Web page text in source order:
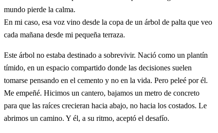
mundo pierde la calma.
En mi caso, esa voz vino desde la copa de un árbol de palta que veo
cada mañana desde mi pequeña terraza.
Este árbol no estaba destinado a sobrevivir. Nació como un plantín
tímido, en un espacio compartido donde las decisiones suelen
tomarse pensando en el cemento y no en la vida. Pero peleé por él.
Me empeñé. Hicimos un cantero, bajamos un metro de concreto
para que las raíces crecieran hacia abajo, no hacia los costados. Le
abrimos un camino. Y él, a su ritmo, aceptó el desafío.